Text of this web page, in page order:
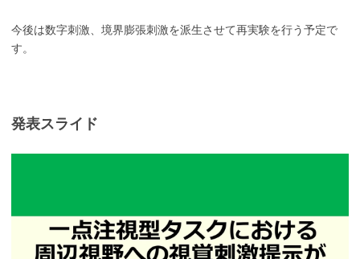
今後は数字刺激、境界膨張刺激を派生させて再実験を行う予定で
す。
発表スライド